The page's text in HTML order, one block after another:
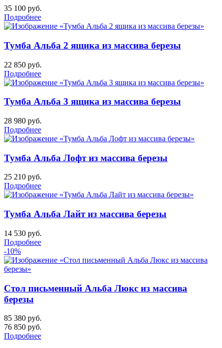
35 100 руб.
Подробнее
Тумба Альба 2 ящика из массива березы
22 850 руб.
Подробнее
Тумба Альба 3 ящика из массива березы
28 980 руб.
Подробнее
Тумба Альба Лофт из массива березы
25 210 руб.
Подробнее
Тумба Альба Лайт из массива березы
14 530 руб.
Подробнее
-10%
Стол письменный Альба Люкс из массива
березы
85 380 руб.
76 850 руб.
Подробнее